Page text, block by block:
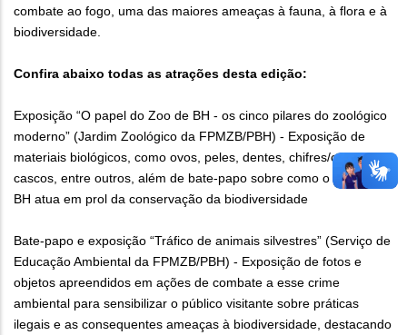
combate ao fogo, uma das maiores ameaças à fauna, à flora e à
biodiversidade.
Confira abaixo todas as atrações desta edição:
Exposição “O papel do Zoo de BH - os cinco pilares do zoológico
moderno” (Jardim Zoológico da FPMZB/PBH) - Exposição de
materiais biológicos, como ovos, peles, dentes, chifres/cornos,
cascos, entre outros, além de bate-papo sobre como o Zoo de
BH atua em prol da conservação da biodiversidade
Bate-papo e exposição “Tráfico de animais silvestres” (Serviço de
Educação Ambiental da FPMZB/PBH) - Exposição de fotos e
objetos apreendidos em ações de combate a esse crime
ambiental para sensibilizar o público visitante sobre práticas
ilegais e as consequentes ameaças à biodiversidade, destacando